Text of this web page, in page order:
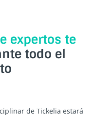
expertos te
todo el
de Tickelia estará